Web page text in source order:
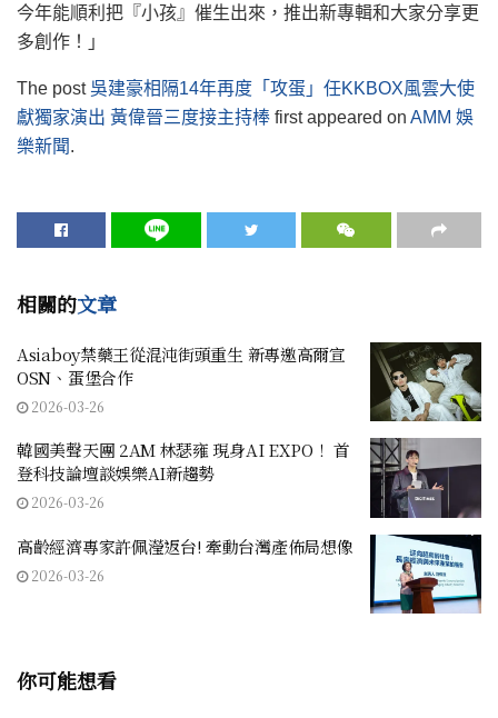
今年能順利把『小孩』催生出來，推出新專輯和大家分享更
多創作！」
The post 吳建豪相隔14年再度「攻蛋」任KKBOX風雲大使
獻獨家演出 黃偉晉三度接主持棒 first appeared on AMM 娛
樂新聞.
相關的文章
Asiaboy禁藥王從混沌街頭重生 新專邀高爾宣
OSN、蛋堡合作
2026-03-26
韓國美聲天團 2AM 林瑟雍 現身AI EXPO！ 首
登科技論壇談娛樂AI新趨勢
2026-03-26
高齡經濟專家許佩瀅返台! 牽動台灣產佈局想像
2026-03-26
你可能想看